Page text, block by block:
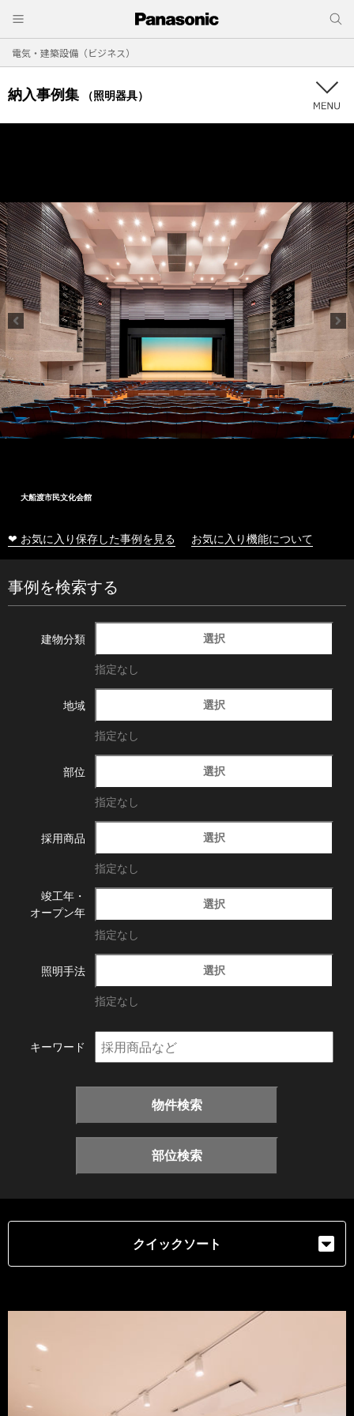
電気・建築設備（ビジネス）
納入事例集 （照明器具）
大船渡市民文化会館
❤ お気に入り保存した事例を見る お気に入り機能について
事例を検索する
建物分類 選択
指定なし
地域 選択
指定なし
部位 選択
指定なし
採用商品 選択
指定なし
竣工年・
オープン年
選択
指定なし
照明手法 選択
指定なし
キーワード
物件検索
部位検索
クイックソート